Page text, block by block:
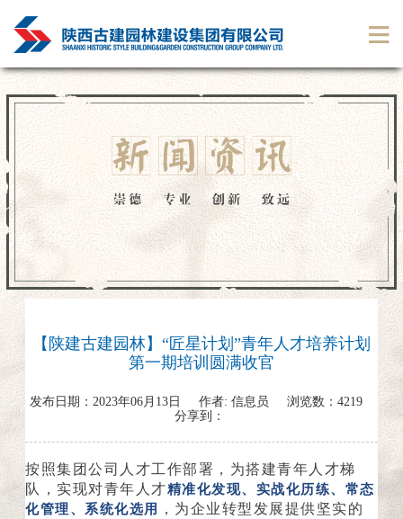
【陕建古建园林】“匠星计划”青年人才培养计划
第一期培训圆满收官
发布日期： 2023年06月13日 作者: 信息员 浏览数： 4219
分享到：
按照集团公司人才工作部署，为搭建青年人才梯
队，实现对青年人才精准化发现、实战化历练、常态
化管理、系统化选用 ，为企业转型发展提供坚实的